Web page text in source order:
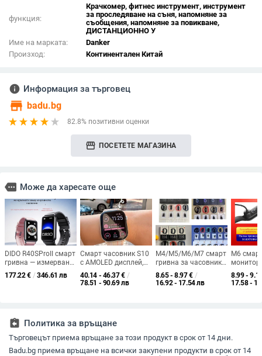
функция:
Крачкомер, фитнес инструмент, инструмент
за проследяване на съня, напомняне за
съобщения, напомняне за повикване,
ДИСТАНЦИОННО У
Име на марката:
Danker
Произход:
Континентален Китай
info Информация за търговец
store badu.bg
82.8% позитивни оценки
storefront ПОСЕТЕТЕ МАГАЗИНА
more Може да харесате още
DIDO R40SProII смарт
гривна — измерване
на кръвно налягане,
кислород в кръвта,
177.22€ / 346.61 лв
Смарт часовник S10
с AMOLED дисплей,
мониторинг на
сърдечния ритъм,
40.14 - 46.37€ /
78.51 - 90.69 лв
M4/M5/M6/M7 смарт
гривна за часовник с
Bluetooth известия,
крачомер и
8.65 - 8.97€ /
16.92 - 17.54 лв
M6
8.99 -
17.58 -
assignment_return Политика за връщане
Търговецът приема връщане за този продукт в срок от 14 дни.
Badu.bg приема връщане на всички закупени продукти в срок от 14